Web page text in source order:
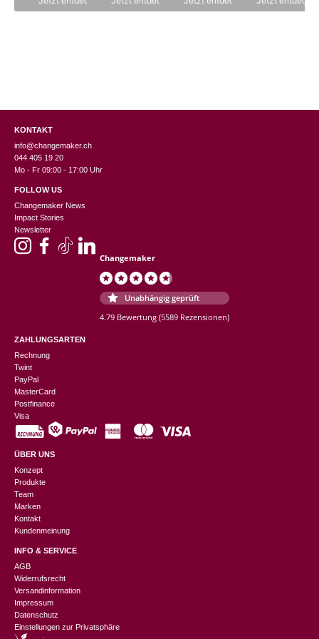
KONTAKT
info@changemaker.ch
044 405 19 20
Mo - Fr 09:00 - 17:00 Uhr
FOLLOW US
Changemaker News
Impact Stories
Newsletter
Changemaker
Unabhängig geprüft
4.79 Bewertung (5589 Rezensionen)
ZAHLUNGSARTEN
Rechnung
Twint
PayPal
MasterCard
Postfinance
Visa
ÜBER UNS
Konzept
Produkte
Team
Marken
Kontakt
Kundenmeinung
INFO & SERVICE
AGB
Widerrufsrecht
Versandinformation
Impressum
Datenschutz
Einstellungen zur Privatsphäre